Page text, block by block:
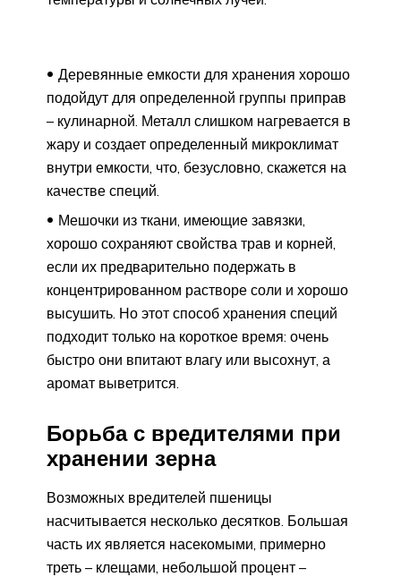
Деревянные емкости для хранения хорошо
подойдут для определенной группы приправ
– кулинарной. Металл слишком нагревается в
жару и создает определенный микроклимат
внутри емкости, что, безусловно, скажется на
качестве специй.
Мешочки из ткани, имеющие завязки,
хорошо сохраняют свойства трав и корней,
если их предварительно подержать в
концентрированном растворе соли и хорошо
высушить. Но этот способ хранения специй
подходит только на короткое время: очень
быстро они впитают влагу или высохнут, а
аромат выветрится.
Борьба с вредителями при
хранении зерна
Возможных вредителей пшеницы
насчитывается несколько десятков. Большая
часть их является насекомыми, примерно
треть – клещами, небольшой процент –